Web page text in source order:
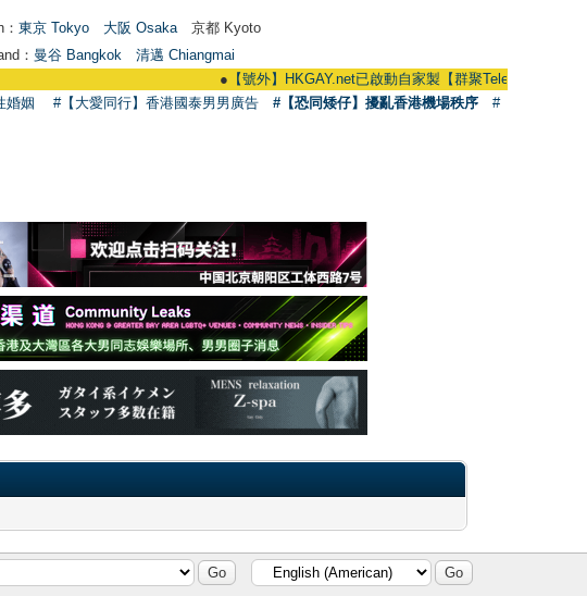
東京 Tokyo 大阪 Osaka 京都 Kyoto
： 曼谷 Bangkok
清邁 Chiangmai
【號外】HKGAY.net已啟動自家製【群聚Telegram群組】
婚姻 #【大愛同行】香港國泰男男廣告 #【恐同矮仔】擾亂香港機場秩序
#